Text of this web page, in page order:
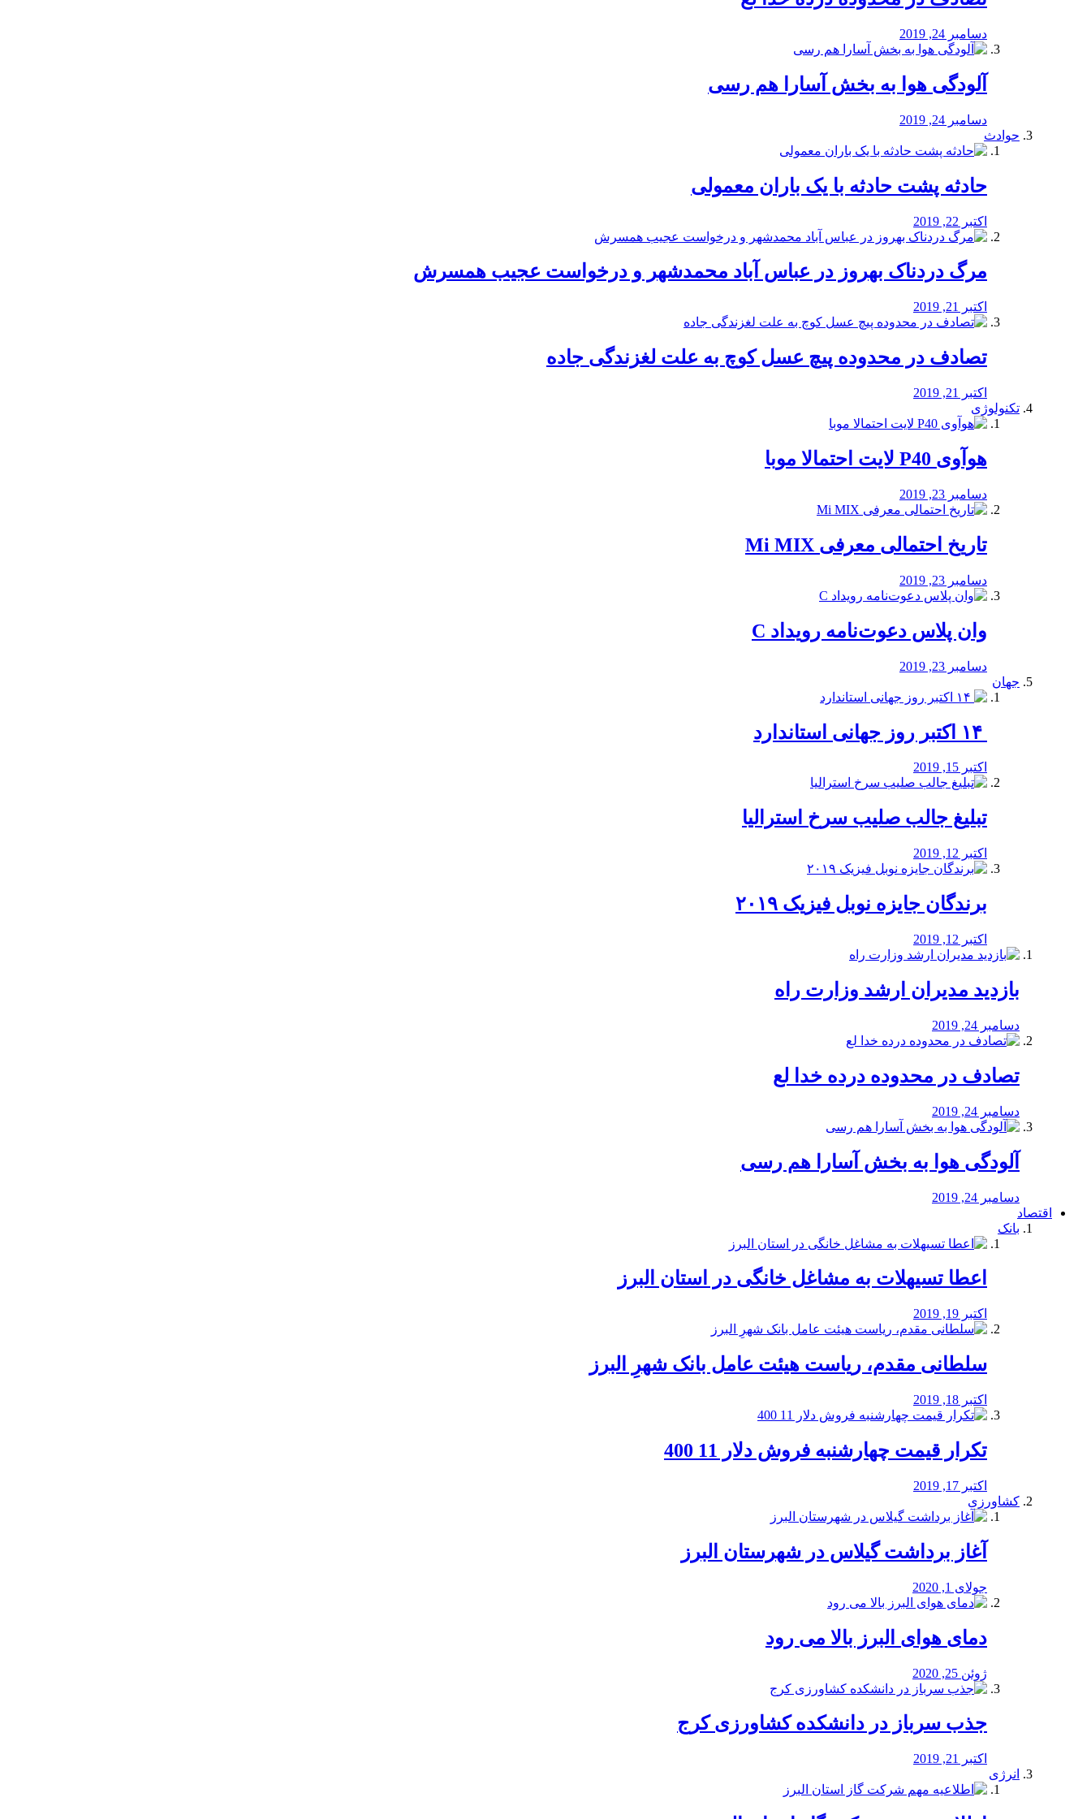
دسامبر 24, 2019
آلودگی هوا به بخش آسارا هم رسی
دسامبر 24, 2019
حوادث
️حادثه پشت حادثه با یک باران معمولی
اکتبر 22, 2019
مرگ دردناک بهروز در عباس آباد محمدشهر و درخواست عجیب همسرش
اکتبر 21, 2019
تصادف در محدوده پیچ عسل کوچ به علت لغزندگی جاده
اکتبر 21, 2019
تکنولوژی
هوآوی P40 لایت احتمالا موبا
دسامبر 23, 2019
تاریخ احتمالی معرفی Mi MIX
دسامبر 23, 2019
وان پلاس دعوت‌نامه رویداد C
دسامبر 23, 2019
جهان
اکتبر 15, 2019
تبلیغ جالب صلیب سرخ استرالیا
اکتبر 12, 2019
برندگان جایزه نوبل فیزیک ۲۰۱۹
اکتبر 12, 2019
بازدید مدیران ارشد وزارت راه
دسامبر 24, 2019
تصادف در محدوده درده خدا لع
دسامبر 24, 2019
آلودگی هوا به بخش آسارا هم رسی
دسامبر 24, 2019
اقتصاد
بانک
️اعطا تسیهلات به مشاغل خانگی در استان البرز
اکتبر 19, 2019
سلطانی مقدم، ریاست هیئت عامل بانک شهرِ البرز
اکتبر 18, 2019
تکرار قیمت چهارشنبه فروش دلار 11 400
اکتبر 17, 2019
کشاورزی
آغاز برداشت گیلاس در شهرستان البرز
جولای 1, 2020
دمای هوای البرز بالا می رود
ژوئن 25, 2020
جذب سرباز در دانشکده کشاورزی کرج
اکتبر 21, 2019
انرژی